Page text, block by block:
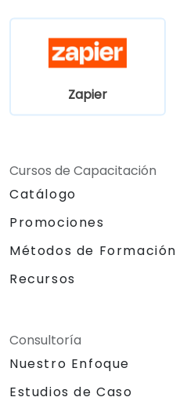
Zapier
Cursos de Capacitación
Catálogo
Promociones
Métodos de Formación
Recursos
Consultoría
Nuestro Enfoque
Estudios de Caso